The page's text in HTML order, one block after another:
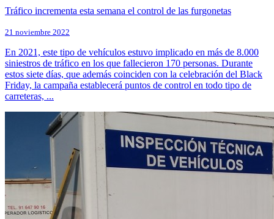
Tráfico incrementa esta semana el control de las furgonetas
21 noviembre 2022
En 2021, este tipo de vehículos estuvo implicado en más de 8.000
siniestros de tráfico en los que fallecieron 170 personas. Durante
estos siete días, que además coinciden con la celebración del Black
Friday, la campaña establecerá puntos de control en todo tipo de
carreteras, ...